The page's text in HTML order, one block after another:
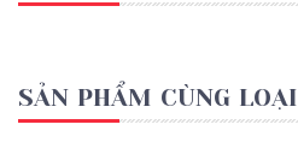
SẢN PHẨM CÙNG LOẠI